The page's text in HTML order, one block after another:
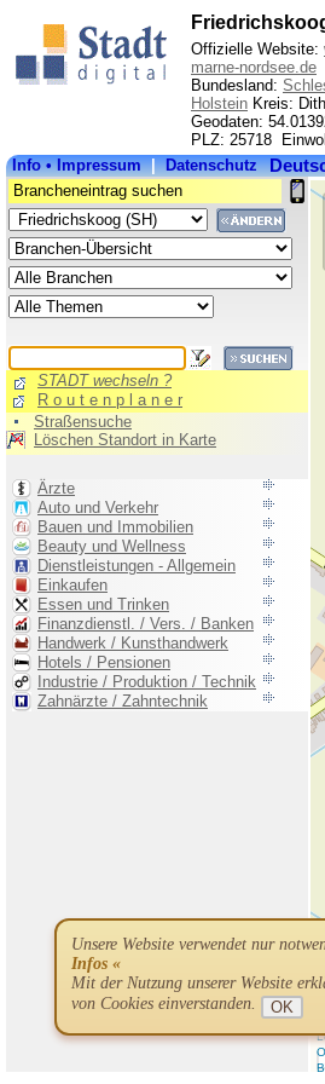
Offizielle Website:
marne-nordsee.de
Bundesland:
Holstein Kreis:
Geodaten:
PLZ: 25718
Unsere Website verwendet nur
Infos «
Mit der Nutzung unserer Website
von Cookies einverstanden.
OK